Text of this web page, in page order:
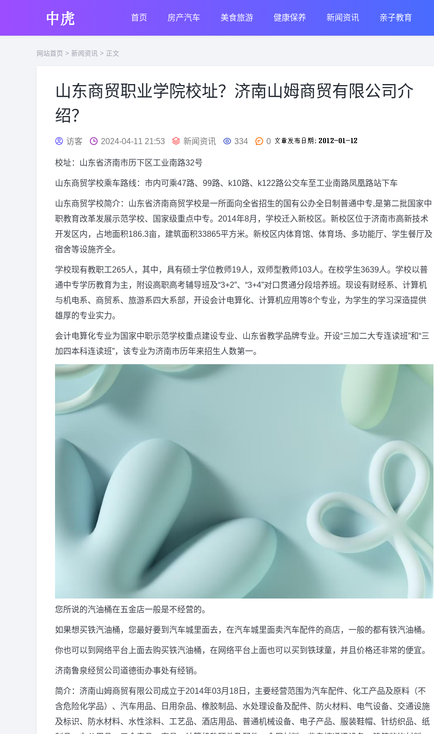
首页 房产汽车 美食旅游 健康保养 新闻资讯 亲子教育
网站首页 > 新闻资讯 > 正文
山东商贸职业学院校址？济南山姆商贸有限公司介
绍？
访客 2024-04-11 21:53 新闻资讯 334 0
校址：山东省济南市历下区工业南路32号
山东商贸学校乘车路线：市内可乘47路、99路、k10路、k122路公交车至工业南路凤凰路站下车
山东商贸学校简介：山东省济南商贸学校是一所面向全省招生的国有公办全日制普通中专,是第二批国家中
职教育改革发展示范学校、国家级重点中专。2014年8月，学校迁入新校区。新校区位于济南市高新技术
开发区内，占地面积186.3亩，建筑面积33865平方米。新校区内体育馆、体育场、多功能厅、学生餐厅及
宿舍等设施齐全。
学校现有教职工265人，其中，具有硕士学位教师19人，双师型教师103人。在校学生3639人。学校以普
通中专学历教育为主，附设高职高考辅导班及“3+2”、“3+4”对口贯通分段培养班。现设有财经系、计算机
与机电系、商贸系、旅游系四大系部，开设会计电算化、计算机应用等8个专业，为学生的学习深造提供
雄厚的专业实力。
会计电算化专业为国家中职示范学校重点建设专业、山东省教学品牌专业。开设“三加二大专连读班”和“三
加四本科连读班”，该专业为济南市历年来招生人数第一。
您所说的汽油桶在五金店一般是不经营的。
如果想买铁汽油桶，您最好要到汽车城里面去，在汽车城里面卖汽车配件的商店，一般的都有铁汽油桶。
你也可以到网络平台上面去购买铁汽油桶，在网络平台上面也可以买到铁球童，并且价格还非常的便宜。
济南鲁泉经贸公司道德街办事处有经销。
简介：济南山姆商贸有限公司成立于2014年03月18日，主要经营范围为汽车配件、化工产品及原料（不
含危险化学品）、汽车用品、日用杂品、橡胶制品、水处理设备及配件、防火材料、电气设备、交通设施
及标识、防水材料、水性涂料、工艺品、酒店用品、普通机械设备、电子产品、服装鞋帽、针纺织品、纸